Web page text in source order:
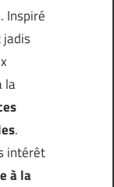
Inspiré
la
.
intérêt
à la